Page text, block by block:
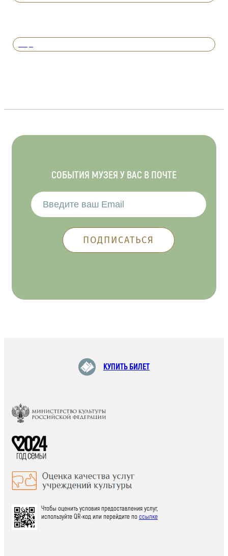
СОБЫТИЯ МУЗЕЯ У ВАС В ПОЧТЕ
КУПИТЬ БИЛЕТ
Чтобы оценить условия предоставления услуг,
используйте QR-код или перейдите поссылке